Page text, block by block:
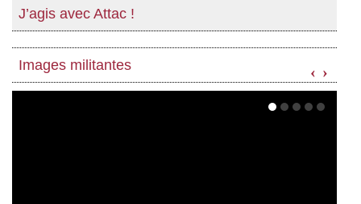
J’agis avec Attac !
Images militantes ‹ ›